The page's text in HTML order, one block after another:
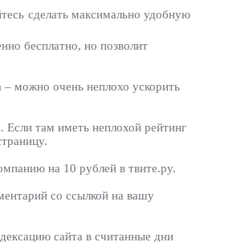
сделать максимально удобную
бесплатно, но позволит
– можно очень неплохо ускорить
там иметь неплохой рейтинг
на 10 рублей в твите.ру.
со ссылкой на вашу
сайта в считанные дни